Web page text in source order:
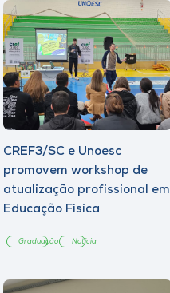
CREF3/SC e Unoesc
promovem workshop de
atualização profissional em
Educação Física
Graduação Notícia